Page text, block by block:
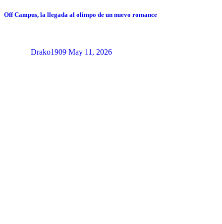
Off Campus, la llegada al olimpo de un nuevo romance
Drako1909 May 11, 2026